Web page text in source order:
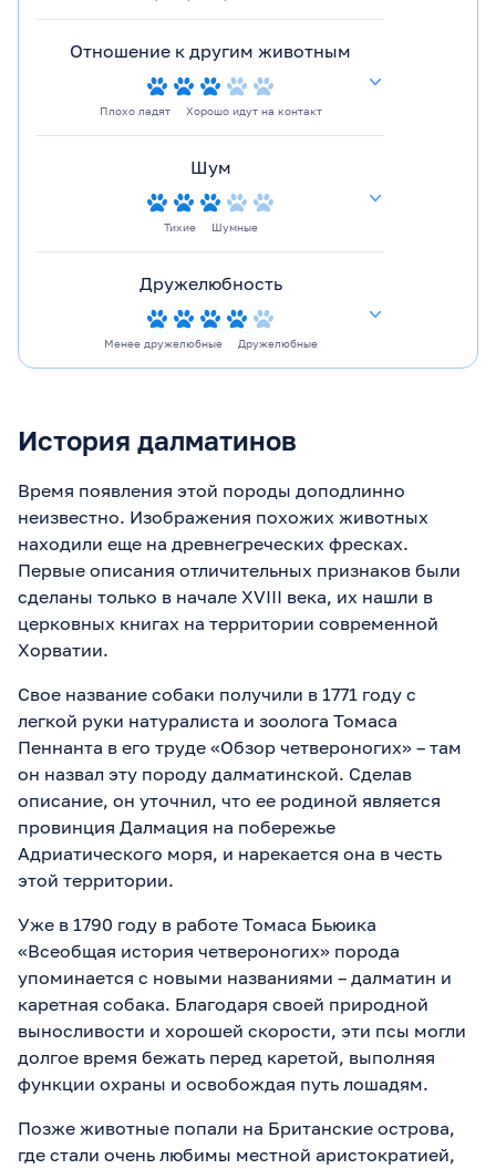
Отношение к другим животным
Плохо ладят Хорошо идут на контакт
Шум
Тихие Шумные
Дружелюбность
Менее дружелюбные Дружелюбные
История далматинов
Время появления этой породы доподлинно
неизвестно. Изображения похожих животных
находили еще на древнегреческих фресках.
Первые описания отличительных признаков были
сделаны только в начале XVIII века, их нашли в
церковных книгах на территории современной
Хорватии.
Свое название собаки получили в 1771 году с
легкой руки натуралиста и зоолога Томаса
Пеннанта в его труде «Обзор четвероногих» – там
он назвал эту породу далматинской. Сделав
описание, он уточнил, что ее родиной является
провинция Далмация на побережье
Адриатического моря, и нарекается она в честь
этой территории.
Уже в 1790 году в работе Томаса Бьюика
«Всеобщая история четвероногих» порода
упоминается с новыми названиями – далматин и
каретная собака. Благодаря своей природной
выносливости и хорошей скорости, эти псы могли
долгое время бежать перед каретой, выполняя
функции охраны и освобождая путь лошадям.
Позже животные попали на Британские острова,
где стали очень любимы местной аристократией,